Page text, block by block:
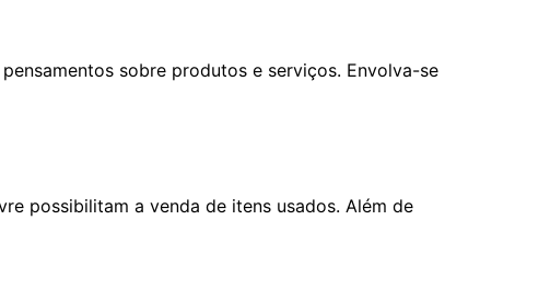
sobre produtos e serviços. Envolva-se
possibilitam a venda de itens usados. Além de